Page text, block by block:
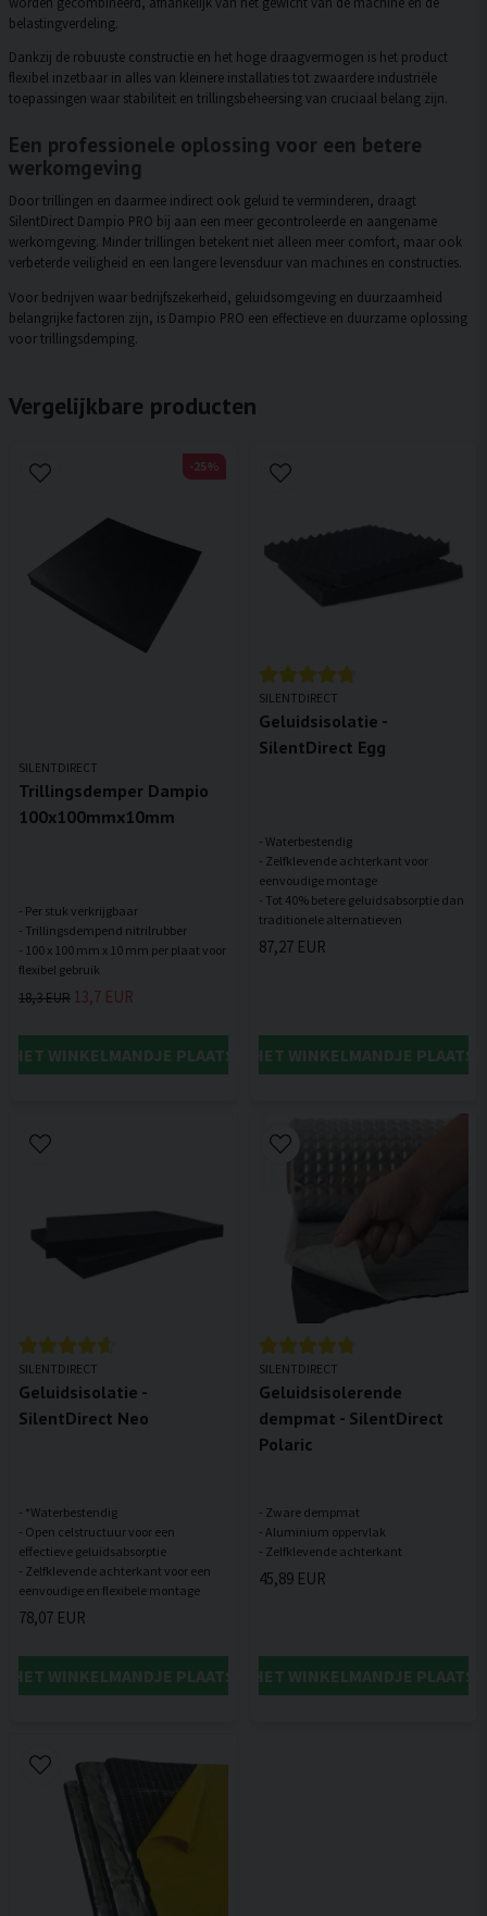
belastingverdeling.
Dankzij de robuuste constructie en het hoge draagvermogen is het product
flexibel inzetbaar in alles van kleinere installaties tot zwaardere industriële
toepassingen waar stabiliteit en trillingsbeheersing van cruciaal belang zijn.
Een professionele oplossing voor een betere
werkomgeving
Door trillingen en daarmee indirect ook geluid te verminderen, draagt
SilentDirect Dampio PRO bij aan een meer gecontroleerde en aangename
werkomgeving. Minder trillingen betekent niet alleen meer comfort, maar ook
verbeterde veiligheid en een langere levensduur van machines en constructies.
Voor bedrijven waar bedrijfszekerheid, geluidsomgeving en duurzaamheid
belangrijke factoren zijn, is Dampio PRO een effectieve en duurzame oplossing
voor trillingsdemping.
Vergelijkbare producten
SILENTDIRECT
Trillingsdemper Dampio
100x100mmx10mm
- Per stuk verkrijgbaar
- Trillingsdempend nitrilrubber
- 100 x 100 mm x 10 mm per plaat voor
18,3 EUR 13,7 EUR
HET WINKELMANDJE PLAATSEN
-25%
SILENTDIRECT
Geluidsisolatie -
SilentDirect Egg
- Waterbestendig
- Zelfklevende achterkant voor
eenvoudige montage
- Tot 40% betere geluidsabsorptie dan
87,27 EUR
IN HET WINKELMANDJE
SILENTDIRECT
Geluidsisolatie -
SilentDirect Neo
- *Waterbestendig
- Open celstructuur voor een
effectieve geluidsabsorptie
- Zelfklevende achterkant voor een
78,07 EUR
HET WINKELMANDJE PLAATSEN
SILENTDIRECT
Geluidsisolerende
dempmat - SilentDirect
Polaric
- Zware dempmat
- Aluminium oppervlak
45,89 EUR
IN HET WINKELMANDJE